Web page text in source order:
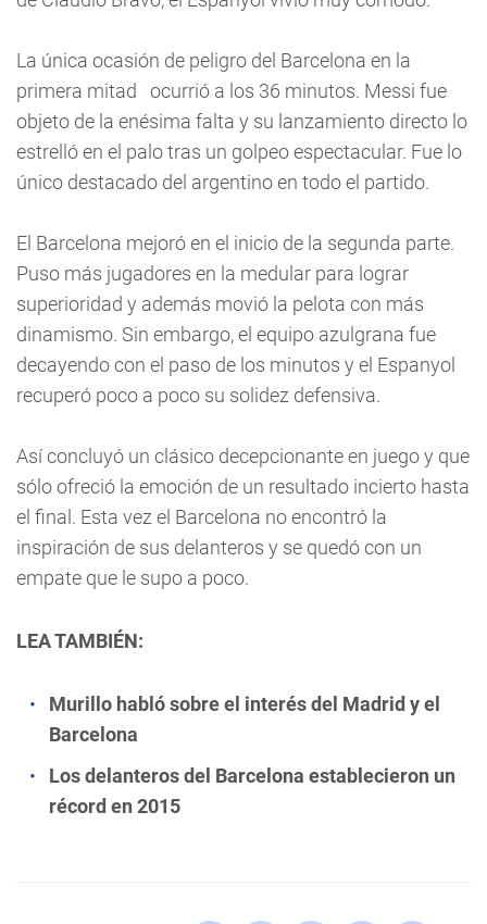
La única ocasión de peligro del Barcelona en la
primera mitad ocurrió a los 36 minutos. Messi fue
objeto de la enésima falta y su lanzamiento directo lo
estrelló en el palo tras un golpeo espectacular. Fue lo
único destacado del argentino en todo el partido.
El Barcelona mejoró en el inicio de la segunda parte.
Puso más jugadores en la medular para lograr
superioridad y además movió la pelota con más
dinamismo. Sin embargo, el equipo azulgrana fue
decayendo con el paso de los minutos y el Espanyol
recuperó poco a poco su solidez defensiva.
Así concluyó un clásico decepcionante en juego y que
sólo ofreció la emoción de un resultado incierto hasta
el final. Esta vez el Barcelona no encontró la
inspiración de sus delanteros y se quedó con un
empate que le supo a poco.
LEA TAMBIÉN:
Murillo habló sobre el interés del Madrid y el
Barcelona
Los delanteros del Barcelona establecieron un
récord en 2015